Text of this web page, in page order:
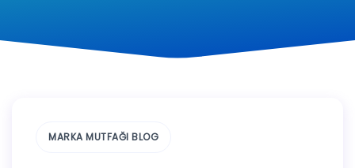
MARKA MUTFAĞI BLOG